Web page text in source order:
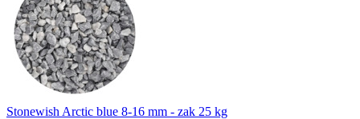
Stonewish Arctic blue 8-16 mm - zak 25 kg